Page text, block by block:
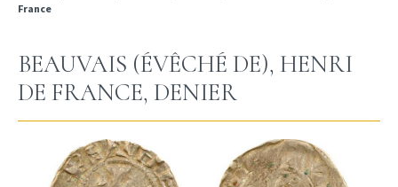
France
BEAUVAIS (ÉVÊCHÉ DE), HENRI
DE FRANCE, DENIER